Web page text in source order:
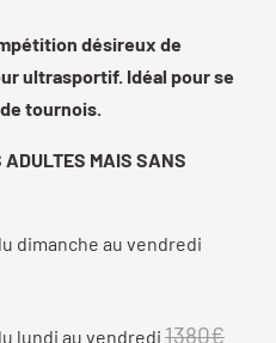
désireux de
ultrasportif. Idéal pour se
tournois.
MAIS SANS
dimanche au vendredi
lundi au vendredi 1380€